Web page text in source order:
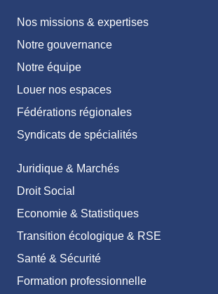
Nos missions & expertises
Notre gouvernance
Notre équipe
Louer nos espaces
Fédérations régionales
Syndicats de spécialités
Juridique & Marchés
Droit Social
Economie & Statistiques
Transition écologique & RSE
Santé & Sécurité
Formation professionnelle